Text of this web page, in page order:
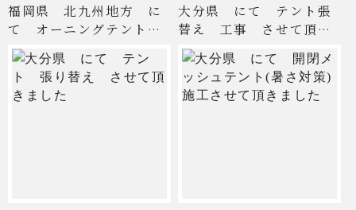
福岡県 北九州地方 に
て オーニングテント
張替 ...
大分県 にて テント張
替え 工事 させて頂き
まし ...